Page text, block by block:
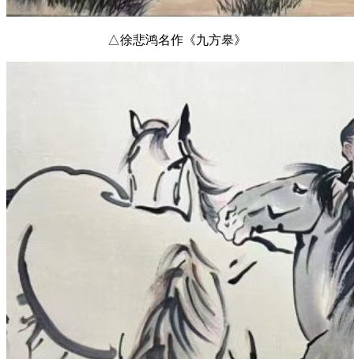
△徐悲鸿名作《九方皋》